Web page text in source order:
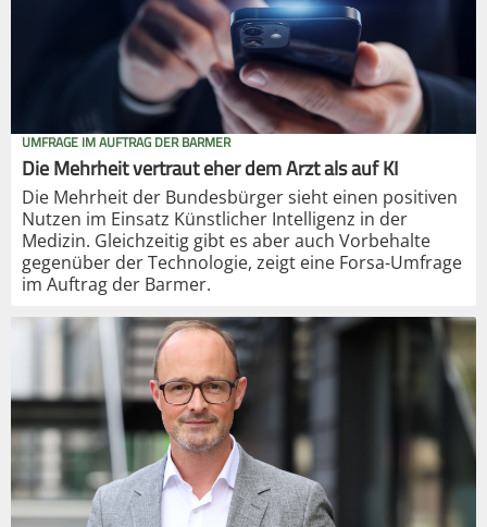
UMFRAGE IM AUFTRAG DER BARMER
Die Mehrheit vertraut eher dem Arzt als auf KI
Die Mehrheit der Bundesbürger sieht einen positiven
Nutzen im Einsatz Künstlicher Intelligenz in der
Medizin. Gleichzeitig gibt es aber auch Vorbehalte
gegenüber der Technologie, zeigt eine Forsa-Umfrage
im Auftrag der Barmer.